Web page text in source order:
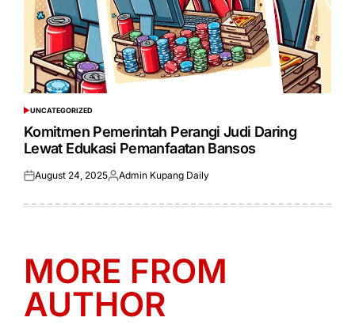
POSTED
IN
UNCATEGORIZED
Komitmen Pemerintah Perangi Judi Daring
Lewat Edukasi Pemanfaatan Bansos
Posted
August 24, 2025Posted
Admin Kupang Daily
MORE FROM
AUTHOR